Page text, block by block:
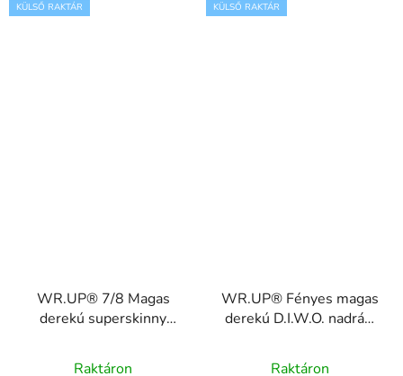
KÜLSŐ RAKTÁR
WR.UP® 7/8 Magas
derekú superskinny
WRUP4HC006P
Raktáron
KÜLSŐ RAKTÁR
WR.UP® Fényes magas
derekú D.I.W.O. nadrág,
Raktáron